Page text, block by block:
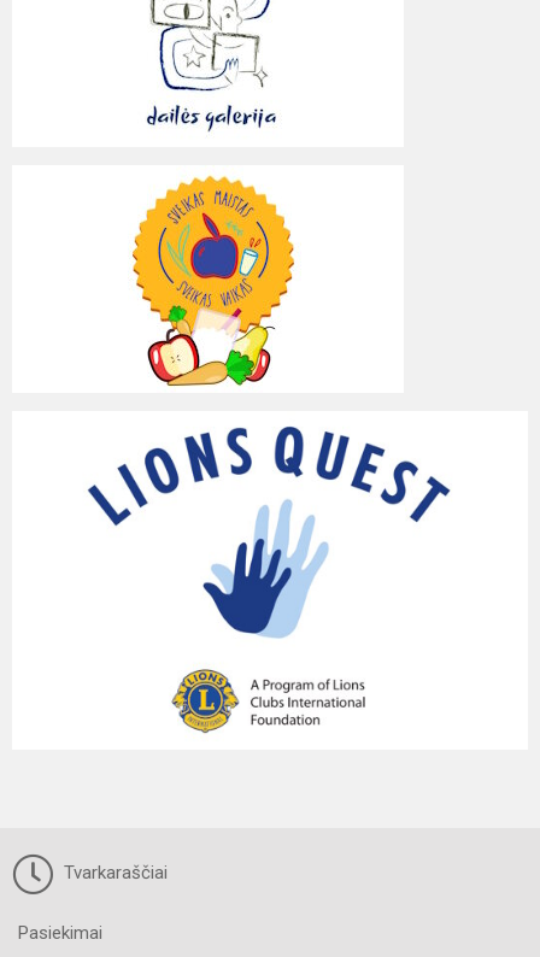
Tvarkaraščiai
Pasiekimai